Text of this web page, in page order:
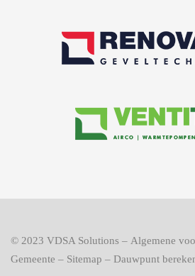
© 2023 VDSA Solutions – Algemene
Gemeente – Sitemap – Dauwpunt